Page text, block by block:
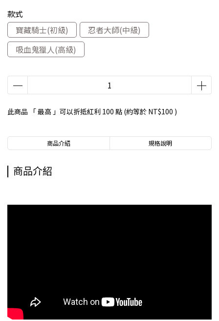
款式
寶藏騎士(初級)
忍者大師(中級)
吸血鬼獵人(高級)
此商品 「 最高 」可以折抵紅利 100 點 (約等於 NT$100 )
商品介紹 規格說明
商品介紹